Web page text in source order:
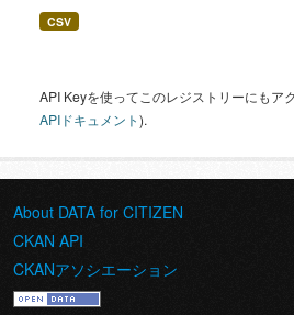
CSV
API Keyを使ってこのレジストリーにもア
APIドキュメント).
About DATA for CITIZEN
CKAN API
CKANアソシエーション